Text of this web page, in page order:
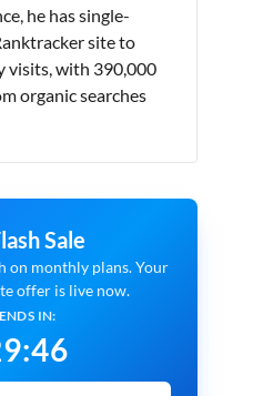
he has single-
site to
visits, with 390,000
organic searches
Sale
on monthly plans. Your
offer is live now.
IN:
:45